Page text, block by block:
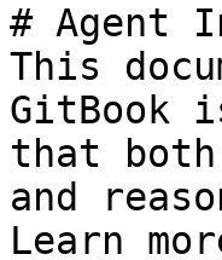
# Agent
This
GitBook
that both
and
Learn